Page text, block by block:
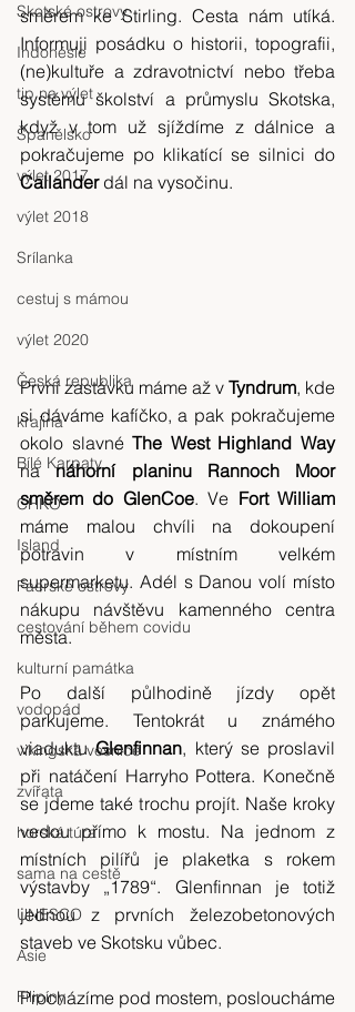
Skotské ostrovy
Indonésie
tip na výlet
Španělsko
výlet 2017
výlet 2018
Srílanka
cestuj s mámou
výlet 2020
Česká republika
krajina
Bílé Karpaty
CHKO
Island
Faerské ostrovy
cestování během covidu
kulturní památka
vodopád
vikingská vesnice
zvířata
horská túra
sama na cestě
UNESCO
Asie
Filipíny
směrem ke Stirling. Cesta nám utíká.
Informuji posádku o historii, topografii,
(ne)kultuře a zdravotnictví nebo třeba
systému školství a průmyslu Skotska,
když v tom už sjíždíme z dálnice a
Callander dál na vysočinu.
První zastávku máme až v Tyndrum, kde
si dáváme kafíčko, a pak pokračujeme
okolo slavné
The West Highland Way
na náhorní planinu Rannoch Moor
směrem do GlenCoe. Ve Fort William
máme malou chvíli na dokoupení
potravin v místním velkém
supermarketu. Adél s Danou volí místo
nákupu návštěvu kamenného centra
města.
Po další půlhodině jízdy opět
parkujeme. Tentokrát u známého
viaduktu Glenfinnan, který se proslavil
při natáčení Harryho Pottera. Konečně
se jdeme také trochu projít. Naše kroky
vedou přímo k mostu. Na jednom z
místních pilířů je plaketka s rokem
výstavby „1789“. Glenfinnan je totiž
jednou z prvních železobetonových
staveb ve Skotsku vůbec.
Procházíme pod mostem, posloucháme